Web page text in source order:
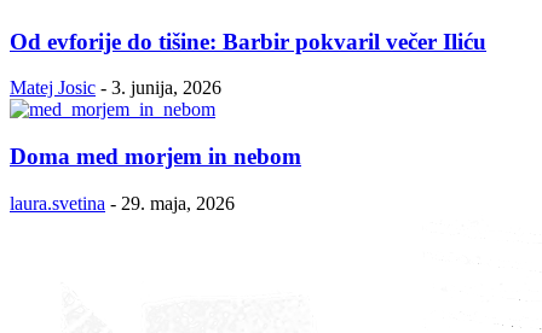
Od evforije do tišine: Barbir pokvaril večer Iliću
Matej Josic - 3. junija, 2026
Doma med morjem in nebom
laura.svetina - 29. maja, 2026